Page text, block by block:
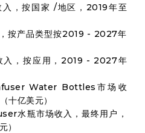
，按国家 /地区，2019年至
按产品类型按2019 - 2027年
入，按应用，2019 - 2027年
Water Bottles市场收
亿美元）
水瓶市场收入，最终用户，
）